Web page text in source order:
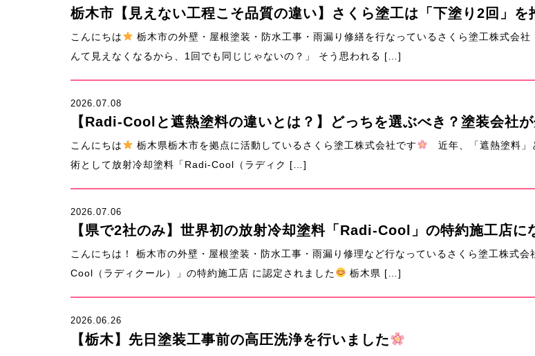
栃木市【見えない工程こそ品質の違い】さくら塗工は「下塗り2回」を
こんにちは 栃木市の外壁・屋根塗装・防水工事・雨漏り修繕を行なっているさくら塗工株式会社
んて見えなくなるから、1回でも同じじゃないの？」 そう思われる […]
2026.07.08
【Radi-Coolと遮熱塗料の違いとは？】どっちを選ぶべき？塗装会社が
こんにちは 栃木県栃木市を拠点に活動しているさくら塗工株式会社です
近年、「遮熱塗料」
術として放射冷却塗料「Radi-Cool（ラディク […]
2026.07.06
【県で2社のみ】世界初の放射冷却塗料「Radi-Cool」の特約施工店に
こんにちは！ 栃木市の外壁・屋根塗装・防水工事・雨漏り修理など行なっているさくら塗工株式会
Cool（ラディクール）」の特約施工店 に認定されました
栃木県 […]
2026.06.26
【栃木】先日塗装工事前の高圧洗浄を行いました